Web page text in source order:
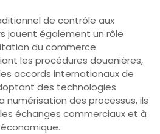
de contrôle aux
jouent également un rôle
du commerce
les procédures douanières,
accords internationaux de
des technologies
numérisation des processus, ils
échanges commerciaux et à